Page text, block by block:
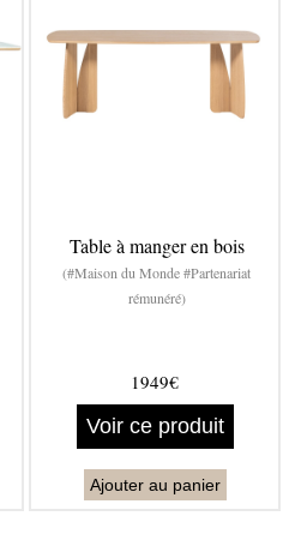
Table à manger en bois
(#Maison du Monde #Partenariat
rémunéré)
1949€
Voir ce produit
Ajouter au panier